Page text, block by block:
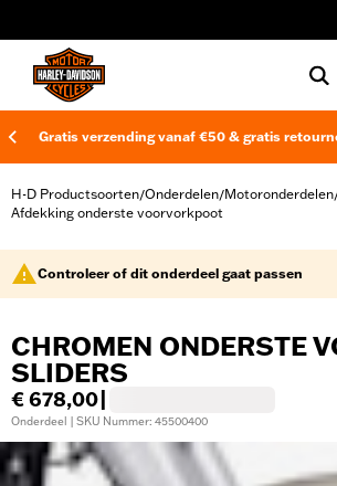
Gratis verzending vanaf €50 & gratis
H-D Productsoorten/Onderdelen/Motoronderdelen
Afdekking onderste voorvorkpoot
Controleer of dit onderdeel gaat passen
CHROMEN ONDERSTE
SLIDERS
€ 678,00
Onderdeel | SKU Nummer: 45500400